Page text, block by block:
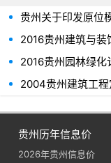
贵州关于印发原位
膏砂浆喷筑复合墙
项目(试行)的通知(
〔2024〕26号)
2016贵州建筑与装
价定额
2016贵州园林绿化
2004贵州建筑工
贵州历年信息价
2026年贵州信息价